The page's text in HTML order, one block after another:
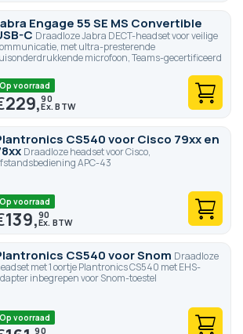
Engage 55 SE MS Convertible
C Draadloze Jabra DECT-headset voor veilige
met ultra-presterende
microfoon, Teams-gecertificeerd
Op voorraad
229,90
CS540 voor Cisco 79xx en
Draadloze headset voor Cisco,
APC-43
Op voorraad
139,90
CS540 voor Snom Draadloze
met 1 oortje Plantronics CS540 met EHS-
inbegrepen voor Snom-toestel
Op voorraad
90